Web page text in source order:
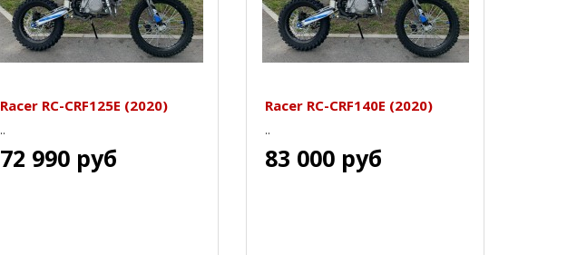
Racer RC-CRF125Е (2020)
..
72 990 руб
Racer RC-CRF140E (2020)
..
83 000 руб